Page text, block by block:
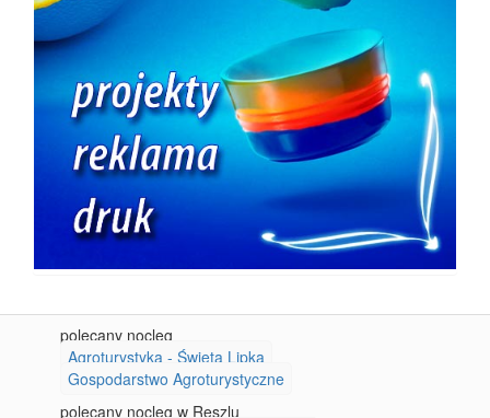
polecany nocleg
Agroturystyka - Święta Lipka
Gospodarstwo Agroturystyczne
polecany nocleg w Reszlu